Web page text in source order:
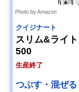
Photo by Amazon
クイジナート
スリム&ライ
500
生産終了
つぶす・混ぜ